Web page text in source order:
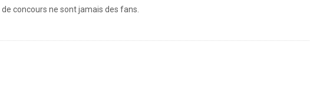
concours ne sont jamais des fans.